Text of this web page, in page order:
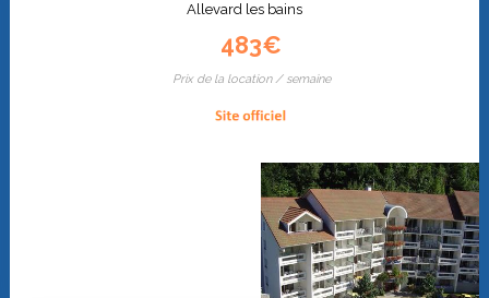
Allevard les bains
483€
Prix de la location / semaine